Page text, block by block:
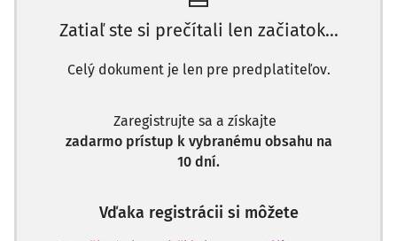
Zatiaľ ste si prečítali len začiatok...
Celý dokument je len pre predplatiteľov.
Zaregistrujte sa a získajte
zadarmo prístup k vybranému obsahu na
10 dní.
Vďaka registrácii si môžete